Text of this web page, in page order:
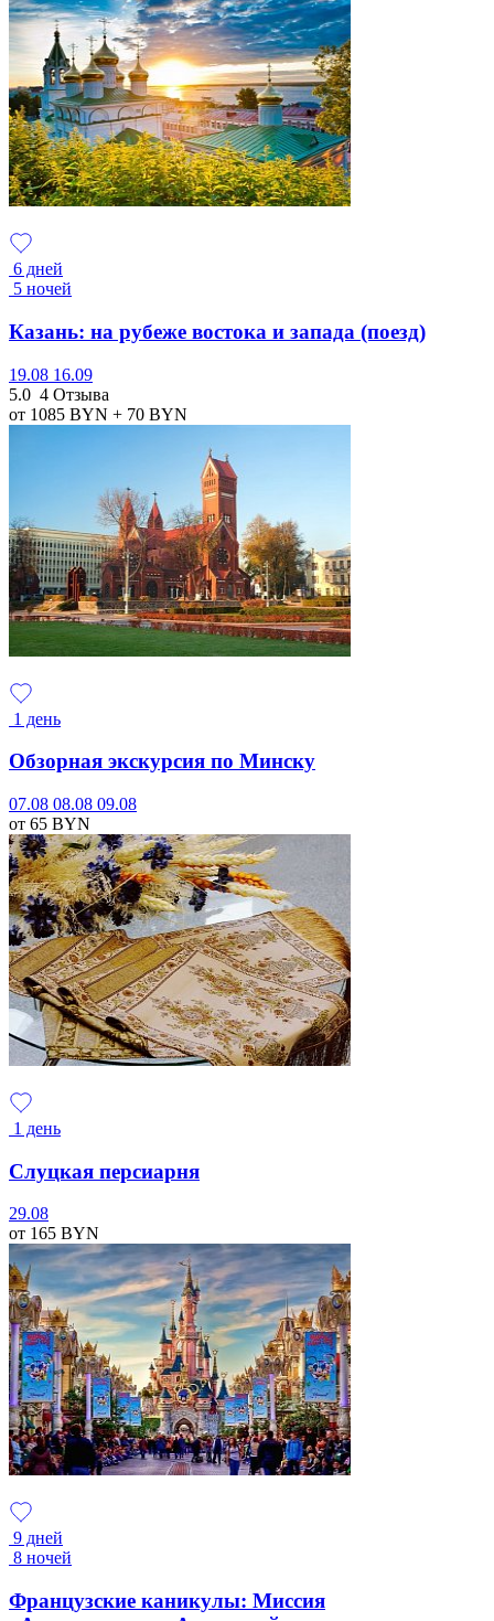
6 дней
5 ночей
Казань: на рубеже востока и запада (поезд)
19.08 16.09
5.0 4 Отзыва
от 1085 BYN + 70 BYN
1 день
Обзорная экскурсия по Минску
07.08 08.08 09.08
от 65 BYN
1 день
Слуцкая персиарня
29.08
от 165 BYN
9 дней
8 ночей
Французские каникулы: Миссия